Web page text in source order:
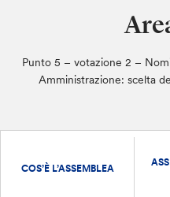
Punto 5 – votazione 2 –
Amministrazione: scelta
COS’È L’ASSEMBLEA